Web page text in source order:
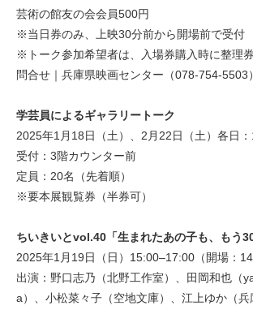
芸術の館友の会会員500円
※当日券のみ、上映30分前から開場前で受付
※トーク参加希望者は、入場券購入時に整理
問合せ｜兵庫県映画センター（078-754-5503）
学芸員によるギャラリートーク
2025年1月18日（土）、2月22日（土）各日
受付：3階カウンター前
定員：20名（先着順）
※要本展観覧券（半券可）
ちいきいとvol.40「生まれたあの子も、もう30
2025年1月19日（日）15:00–17:00（開場：
出演：野口志乃（北野工作室）、田岡和也（
a）、小松菜々子（空地文庫）、江上ゆか（